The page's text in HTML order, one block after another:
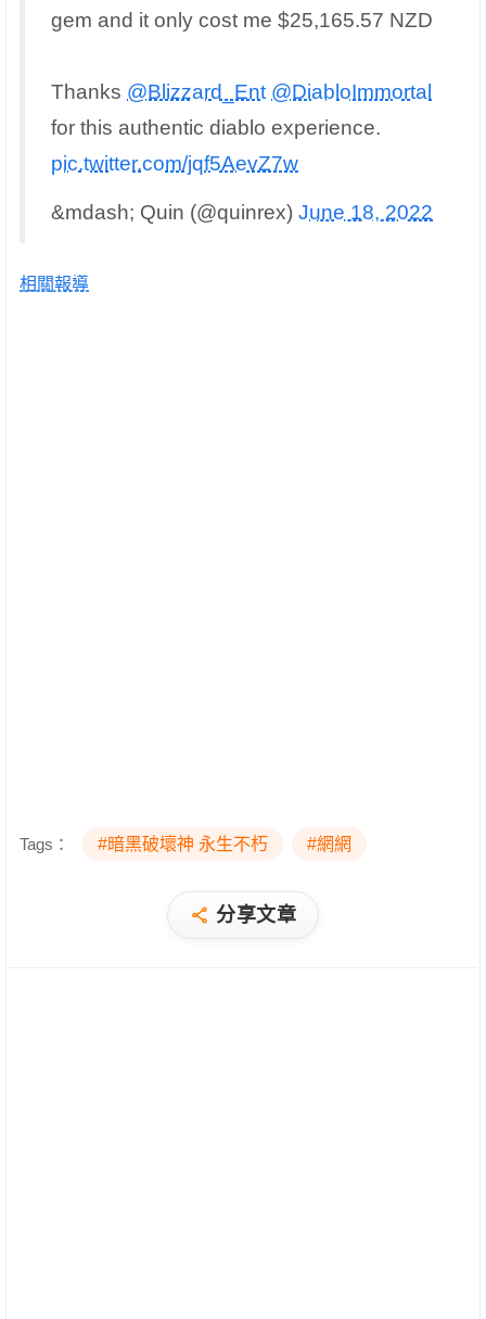
gem and it only cost me $25,165.57 NZD
Thanks @Blizzard_Ent @DiabloImmortal
for this authentic diablo experience.
pic.twitter.com/jqf5AevZ7w
&mdash; Quin (@quinrex) June 18, 2022
相關報導
Tags： #暗黑破壞神 永生不朽 #網網
分享文章